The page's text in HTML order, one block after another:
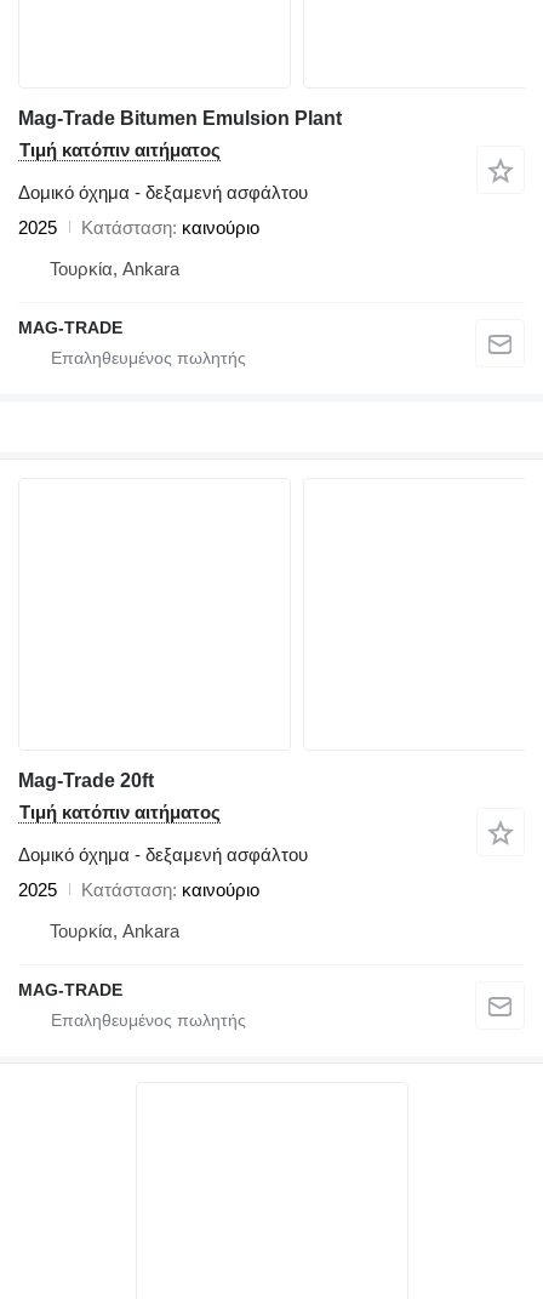
Mag-Trade Bitumen Emulsion Plant
Τιμή κατόπιν αιτήματος
Δομικό όχημα - δεξαμενή ασφάλτου
2025
Κατάσταση καινούριο
Τουρκία, Ankara
MAG-TRADE
Mag-Trade 20ft
Τιμή κατόπιν αιτήματος
Δομικό όχημα - δεξαμενή ασφάλτου
2025
Κατάσταση καινούριο
Τουρκία, Ankara
MAG-TRADE